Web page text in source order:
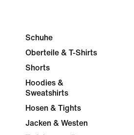
Schuhe
Oberteile & T-Shirts
Shorts
Hoodies &
Sweatshirts
Hosen & Tights
Jacken & Westen